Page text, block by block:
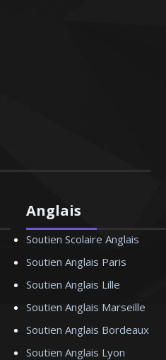
Anglais
Soutien Scolaire Anglais
Soutien Anglais Paris
Soutien Anglais Lille
Soutien Anglais Marseille
Soutien Anglais Bordeaux
Soutien Anglais Lyon